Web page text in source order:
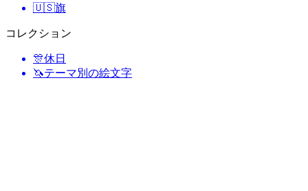
🇺🇸旗
コレクション
🎊休日
🦄テーマ別の絵文字